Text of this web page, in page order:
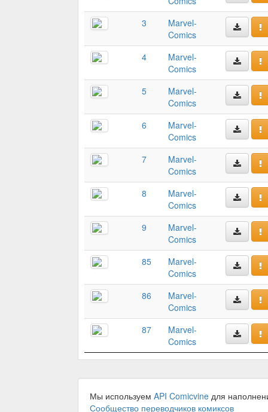
3
Marvel-
Comics
4
Marvel-
Comics
5
Marvel-
Comics
6
Marvel-
Comics
7
Marvel-
Comics
8
Marvel-
Comics
9
Marvel-
Comics
85
Marvel-
Comics
86
Marvel-
Comics
87
Marvel-
Comics
Мы используем API Comicvine для
Сообщество переводчиков комиксов